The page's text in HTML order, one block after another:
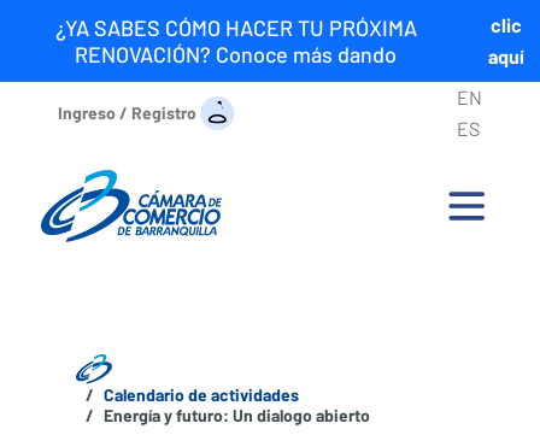
¿YA SABES CÓMO HACER TU PRÓXIMA
RENOVACIÓN? Conoce más dando
clic
aquí
Ingreso / Registro
EN
ES
Calendario de actividades
Energía y futuro: Un dialogo abierto